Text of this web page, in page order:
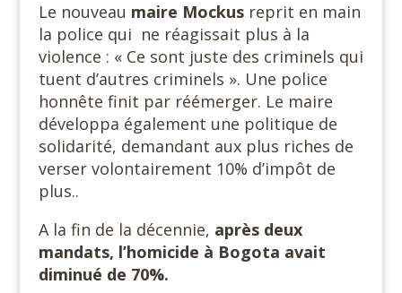
Le nouveau maire Mockusreprit en main
la police qui ne réagissait plus à la
violence : « Ce sont juste des criminels qui
tuent d’autres criminels ». Une police
honnête finit par réémerger. Le maire
développa également une politique de
solidarité, demandant aux plus riches de
verser volontairement 10% d’impôt de
plus..
A la fin de la décennie, après deux
mandats, l’homicide à Bogota avait
diminué de 70%.